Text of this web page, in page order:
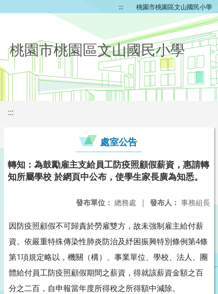
::: 桃園市桃園區文山國民小學
桃園市桃園區文山國民小學
:::
處室公告
轉知：為鼓勵雇主支給員工防疫照顧假薪資，惠請轉
知所屬學校 於網頁中公布，使學生家長廣為知悉。
發布人： 事務組長
發布單位： 總務處 |
因防疫照顧假不可歸責於勞雇雙方，故未強制雇主給付薪
資。依嚴重特殊傳染性肺炎防治及紓困振興特別條例第4條
第1項規定略以，機關（構）、事業單位、學校、法人、團
體給付員工防疫照顧假期間之薪資，得就該薪資金額之百
分之二百，自申報當年度所得稅之所得額中減除。